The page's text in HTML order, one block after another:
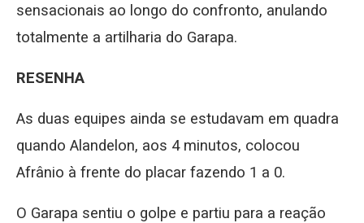
sensacionais ao longo do confronto, anulando
totalmente a artilharia do Garapa.
RESENHA
As duas equipes ainda se estudavam em quadra
quando Alandelon, aos 4 minutos, colocou
Afrânio à frente do placar fazendo 1 a 0.
O Garapa sentiu o golpe e partiu para a reação